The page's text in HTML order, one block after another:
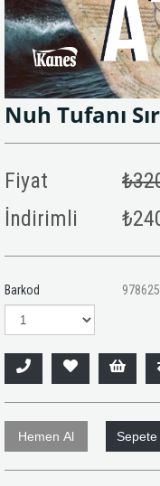
Nuh Tufanı
Fiyat
İndirimli
Barkod